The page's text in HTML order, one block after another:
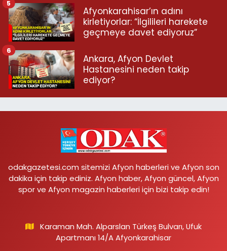
Afyonkarahisar’ın adını
kirletiyorlar: “İlgilileri harekete
geçmeye davet ediyoruz”
5
Ankara, Afyon Devlet
Hastanesini neden takip
ediyor?
6
odakgazetesi.com sitemizi Afyon haberleri ve Afyon son
dakika için takip ediniz. Afyon haber, Afyon güncel, Afyon
spor ve Afyon magazin haberleri için bizi takip edin!
Karaman Mah. Alparslan Türkeş Bulvarı, Ufuk
Apartmanı 14/A Afyonkarahisar